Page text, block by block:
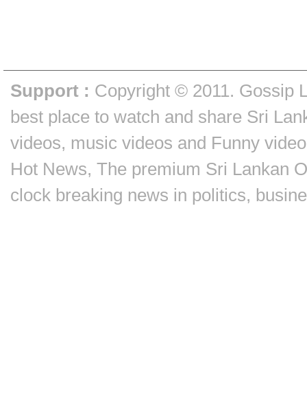
Support : Copyright © 2011. Gossip
best place to watch and share Sri
videos, music videos and Funny
Hot News, The premium Sri Lankan
clock breaking news in politics,